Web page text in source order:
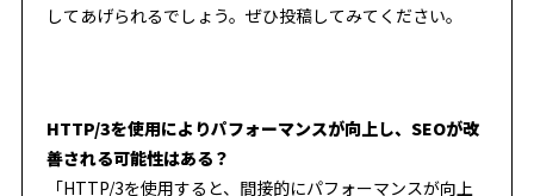
してあげられるでしょう。ぜひ投稿してみてください。
HTTP/3を使用によりパフォーマンスが向上し、SEOが改
善される可能性はある？
「HTTP/3を使用すると、間接的にパフォーマンスが向上